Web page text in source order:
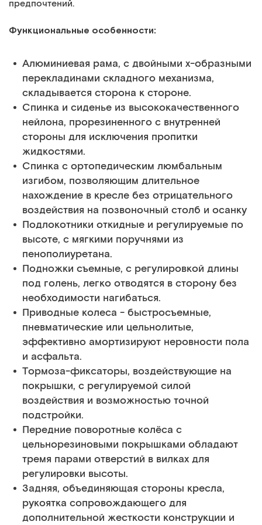
предпочтений.
Функциональные особенности:
Алюминиевая рама, с двойными х-образными
перекладинами складного механизма,
складывается сторона к стороне.
Спинка и сиденье из высококачественного
нейлона, прорезиненного с внутренней
стороны для исключения пропитки
жидкостями.
Спинка с ортопедическим люмбальным
изгибом, позволяющим длительное
нахождение в кресле без отрицательного
воздействия на позвоночный столб и осанку
Подлокотники откидные и регулируемые по
высоте, с мягкими поручнями из
пенополиуретана.
Подножки съемные, с регулировкой длины
под голень, легко отводятся в сторону без
необходимости нагибаться.
Приводные колеса - быстросъемные,
пневматические или цельнолитые,
эффективно амортизируют неровности пола
и асфальта.
Тормоза-фиксаторы, воздействующие на
покрышки, с регулируемой силой
воздействия и возможностью точной
подстройки.
Передние поворотные колёса с
цельнорезиновыми покрышками обладают
тремя парами отверстий в вилках для
регулировки высоты.
Задняя, объединяющая стороны кресла,
рукоятка сопровождающего для
дополнительной жесткости конструкции и